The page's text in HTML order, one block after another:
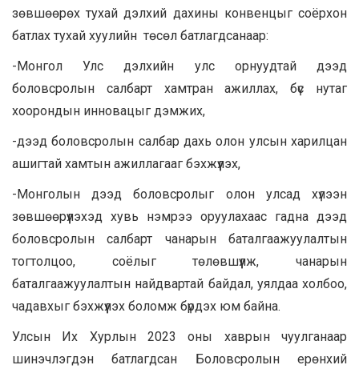
зөвшөөрөх тухай дэлхий дахины конвенцыг соёрхон
батлах тухай хуулийн төсөл батлагдсанаар:
-Монгол Улс дэлхийн улс орнуудтай дээд
боловсролын салбарт хамтран ажиллах, бүс нутаг
хоорондын инновацыг дэмжих,
-дээд боловсролын салбар дахь олон улсын харилцан
ашигтай хамтын ажиллагааг бэхжүүлэх,
-Монголын дээд боловсролыг олон улсад хүлээн
зөвшөөрүүлэхэд хувь нэмрээ оруулахаас гадна дээд
боловсролын салбарт чанарын баталгаажуулалтын
тогтолцоо, соёлыг төлөвшүүлж, чанарын
баталгаажуулалтын найдвартай байдал, уялдаа холбоо,
чадавхыг бэхжүүлэх боломж бүрдэх юм байна.
Улсын Их Хурлын 2023 оны хаврын чуулганаар
шинэчлэгдэн батлагдсан Боловсролын ерөнхий